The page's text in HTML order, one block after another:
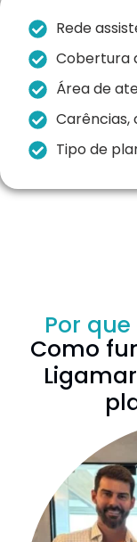
Rede
Cobertura
Área de
Tipo de
Por
Como